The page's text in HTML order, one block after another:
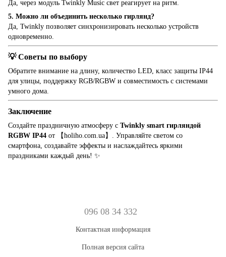
Да, через модуль Twinkly Music свет реагирует на ритм.
5. Можно ли объединить несколько гирлянд?
Да, Twinkly позволяет синхронизировать несколько устройств
одновременно.
💡 Советы по выбору
Обратите внимание на длину, количество LED, класс защиты IP44
для улицы, поддержку RGB/RGBW и совместимость с системами
умного дома.
Заключение
Создайте праздничную атмосферу с Twinkly smart гирляндой
RGBW IP44 от 【holiho.com.ua】. Управляйте светом со
смартфона, создавайте эффекты и наслаждайтесь яркими
праздниками каждый день! ✨
096 08 34 332
Контактная информация
Полная версия сайта